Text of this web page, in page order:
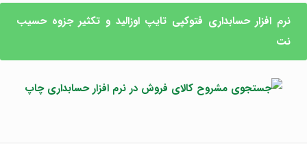
نرم افزار حسابداری فتوکپی تایپ اوزالید و تکثیر جزوه حسیب
نت